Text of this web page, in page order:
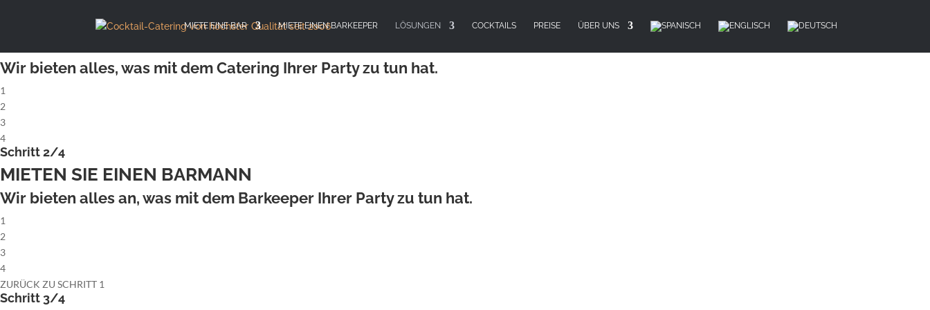
Wir bieten alles, was mit dem Catering Ihrer Party zu tun hat.
1
2
3
4
Schritt 2/4
MIETEN SIE EINEN BARMANN
Wir bieten alles an, was mit dem Barkeeper Ihrer Party zu tun hat.
1
2
3
4
ZURÜCK ZU SCHRITT 1
Schritt 3/4
MIETE EINE BAR MIETE EINEN BARKEEPER LÖSUNGEN COCKTAILS PREISE ÜBER UNS